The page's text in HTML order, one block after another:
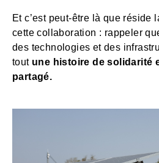
Et c’est peut-être là que réside
cette collaboration : rappeler
des technologies et des
tout une histoire de solidarité
partagé.